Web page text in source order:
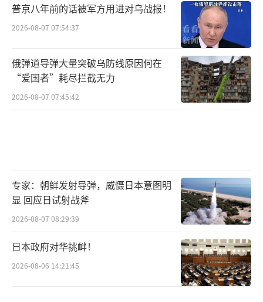
普京八年前的话被军方用进对乌战报！
2026-08-07 07:54:37
俄弹道导弹大量突破乌防线原因何在
“爱国者”耗尽拦截无力
2026-08-07 07:45:42
专家：朝鲜发射导弹，威慑日本意图明
显 回应日试射战斧
2026-08-07 08:29:39
日本政府对华挑衅！
2026-08-06 14:21:45